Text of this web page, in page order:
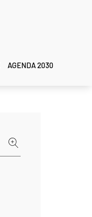
AGENDA 2030